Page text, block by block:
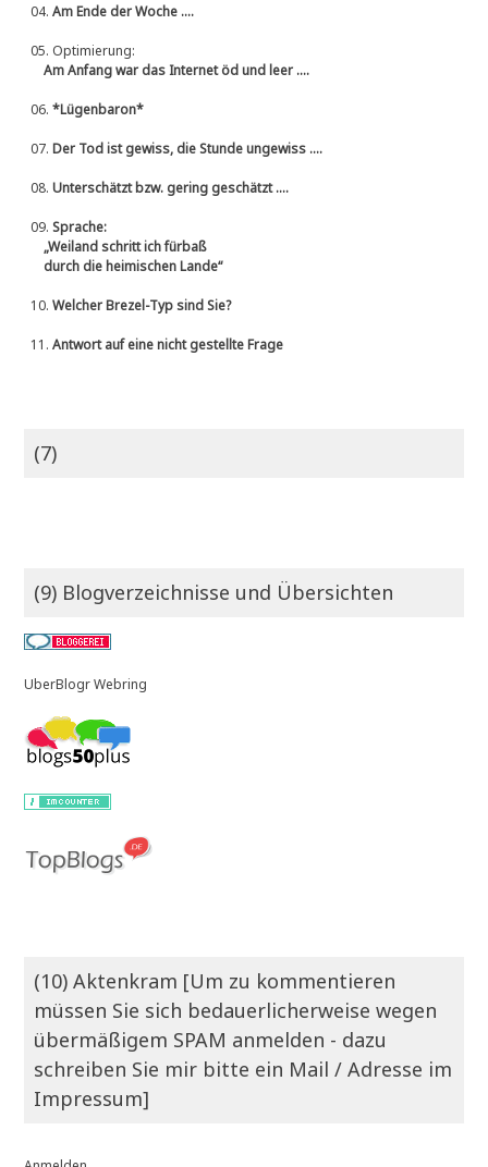
04.Am Ende der Woche ....
05. Optimierung:
Am Anfang war das Internet öd und leer ....
06.*Lügenbaron*
07.Der Tod ist gewiss, die Stunde ungewiss ....
08.Unterschätzt bzw. gering geschätzt ....
09.Sprache:
„Weiland schritt ich fürbaß
durch die heimischen Lande“
10.Welcher Brezel-Typ sind Sie?
11.Antwort auf eine nicht gestellte Frage
(7)
(9) Blogverzeichnisse und Übersichten
UberBlogr Webring
(10) Aktenkram [Um zu kommentieren
müssen Sie sich bedauerlicherweise wegen
übermäßigem SPAM anmelden - dazu
schreiben Sie mir bitte ein Mail / Adresse im
Impressum]